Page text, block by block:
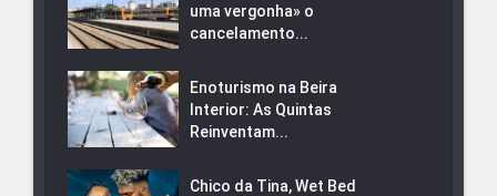
uma vergonha» o
cancelamento...
Enoturismo na Beira
Interior: As Quintas
Reinventam...
Chico da Tina, Wet Bed